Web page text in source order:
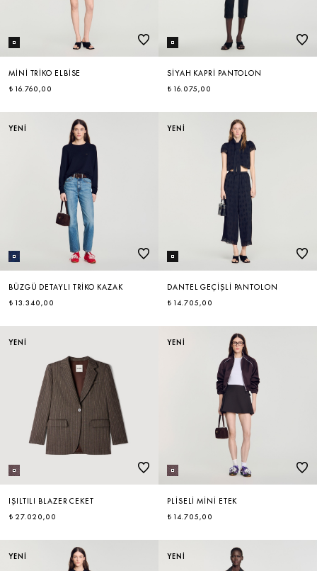
MINI TRIKO ELBISE
₺ 16.760,00
SIYAH KAPRI PANTOLON
₺ 16.075,00
YENİ
BÜZGÜ DETAYLI TRIKO KAZAK
₺ 13.340,00
YENİ
DANTEL GEÇIŞLI PANTOLON
₺ 14.705,00
YENİ
IŞILTILI BLAZER CEKET
₺ 27.020,00
YENİ
PLISELI MINI ETEK
₺ 14.705,00
YENİ YENİ